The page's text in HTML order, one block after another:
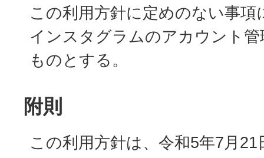
この利用方針に定めのない事項
インスタグラムのアカウント
ものとする。
附則
この利用方針は、令和5年7月